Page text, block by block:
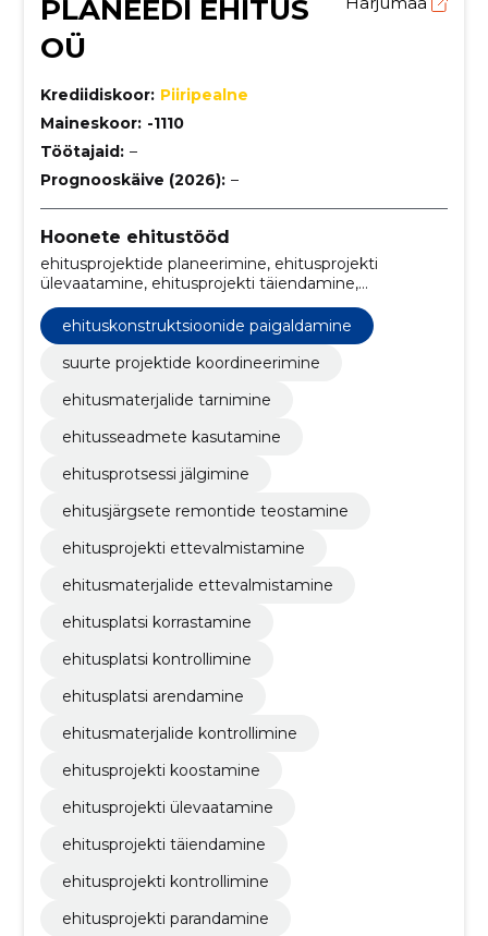
PLANEEDI EHITUS
OÜ
Krediidiskoor: Piiripealne
Maineskoor: -1110
Töötajaid: –
Prognooskäive (2026): –
Hoonete ehitustööd
ehitusprojektide planeerimine, ehitusprojekti
ülevaatamine, ehitusprojekti täiendamine,
ehitusprojekti kontrollimine, ehitusprojekti
parandamine, ehitusprojekti jälgimine, ehitusprojekti
järelevalve, ehitusprojekti analüüsimine, ehitusprojekti
täitmine, ehitusprojekti koordineerimine
ehituskonstruktsioonide paigaldamine
suurte projektide koordineerimine
ehitusmaterjalide tarnimine
ehitusseadmete kasutamine
ehitusprotsessi jälgimine
ehitusjärgsete remontide teostamine
ehitusprojekti ettevalmistamine
ehitusmaterjalide ettevalmistamine
ehitusplatsi korrastamine
ehitusplatsi kontrollimine
ehitusplatsi arendamine
ehitusmaterjalide kontrollimine
ehitusprojekti koostamine
ehitusprojekti ülevaatamine
ehitusprojekti täiendamine
ehitusprojekti kontrollimine
ehitusprojekti parandamine